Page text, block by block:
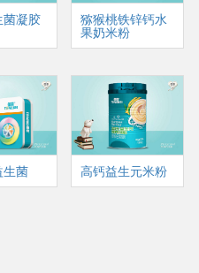
凝胶 猕猴桃铁锌钙水
果奶米粉
生菌 高钙益生元米粉